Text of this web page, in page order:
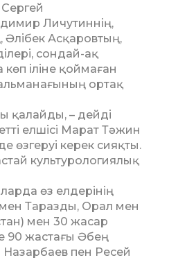
Личутиннің,
Асқаровтың,
сондай-ақ
іліне қоймаған
ортақ
қалайды, – дейді
елшісі Марат Тәжин
өзгеруі керек сияқты.
культурологиялық
өз елдерінің
мен Таразды, Орал мен
мен 30 жасар
90 жастағы Әбең
Назарбаев пен Ресей